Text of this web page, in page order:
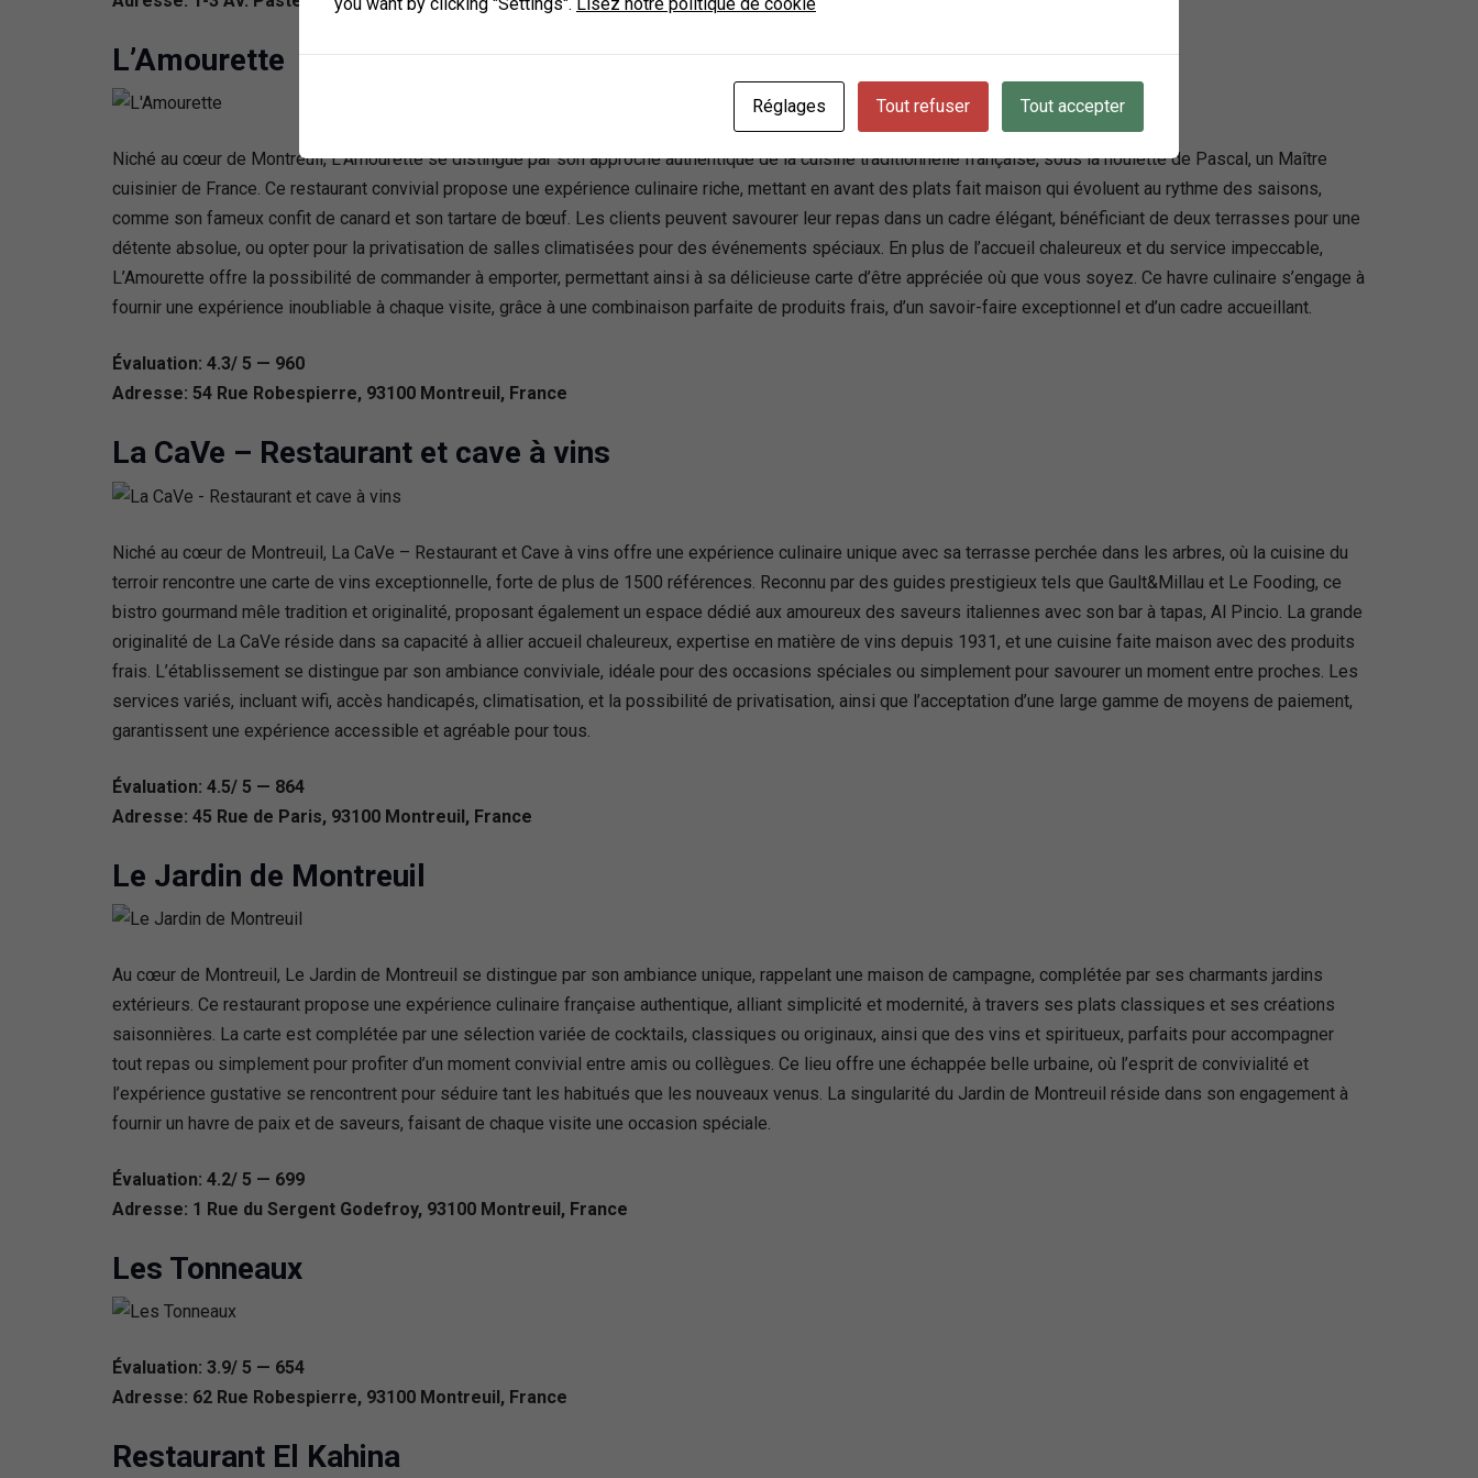
L’Amourette
Niché au cœur de Montreuil, L’Amourette se distingue par son approche authentique de la cuisine traditionnelle française, sous la houlette de Pascal, un Maître
cuisinier de France. Ce restaurant convivial propose une expérience culinaire riche, mettant en avant des plats fait maison qui évoluent au rythme des saisons,
comme son fameux confit de canard et son tartare de bœuf. Les clients peuvent savourer leur repas dans un cadre élégant, bénéficiant de deux terrasses pour une
détente absolue, ou opter pour la privatisation de salles climatisées pour des événements spéciaux. En plus de l’accueil chaleureux et du service impeccable,
L’Amourette offre la possibilité de commander à emporter, permettant ainsi à sa délicieuse carte d’être appréciée où que vous soyez. Ce havre culinaire s’engage à
fournir une expérience inoubliable à chaque visite, grâce à une combinaison parfaite de produits frais, d’un savoir-faire exceptionnel et d’un cadre accueillant.
Évaluation: 4.3/ 5 — 960
Adresse: 54 Rue Robespierre, 93100 Montreuil, France
La CaVe – Restaurant et cave à vins
Niché au cœur de Montreuil, La CaVe – Restaurant et Cave à vins offre une expérience culinaire unique avec sa terrasse perchée dans les arbres, où la cuisine du
terroir rencontre une carte de vins exceptionnelle, forte de plus de 1500 références. Reconnu par des guides prestigieux tels que Gault&Millau et Le Fooding, ce
bistro gourmand mêle tradition et originalité, proposant également un espace dédié aux amoureux des saveurs italiennes avec son bar à tapas, Al Pincio. La grande
originalité de La CaVe réside dans sa capacité à allier accueil chaleureux, expertise en matière de vins depuis 1931, et une cuisine faite maison avec des produits
frais. L’établissement se distingue par son ambiance conviviale, idéale pour des occasions spéciales ou simplement pour savourer un moment entre proches. Les
services variés, incluant wifi, accès handicapés, climatisation, et la possibilité de privatisation, ainsi que l’acceptation d’une large gamme de moyens de paiement,
garantissent une expérience accessible et agréable pour tous.
Évaluation: 4.5/ 5 — 864
Adresse: 45 Rue de Paris, 93100 Montreuil, France
Le Jardin de Montreuil
Au cœur de Montreuil, Le Jardin de Montreuil se distingue par son ambiance unique, rappelant une maison de campagne, complétée par ses charmants jardins
extérieurs. Ce restaurant propose une expérience culinaire française authentique, alliant simplicité et modernité, à travers ses plats classiques et ses créations
saisonnières. La carte est complétée par une sélection variée de cocktails, classiques ou originaux, ainsi que des vins et spiritueux, parfaits pour accompagner
tout repas ou simplement pour profiter d’un moment convivial entre amis ou collègues. Ce lieu offre une échappée belle urbaine, où l’esprit de convivialité et
l’expérience gustative se rencontrent pour séduire tant les habitués que les nouveaux venus. La singularité du Jardin de Montreuil réside dans son engagement à
fournir un havre de paix et de saveurs, faisant de chaque visite une occasion spéciale.
Évaluation: 4.2/ 5 — 699
Adresse: 1 Rue du Sergent Godefroy, 93100 Montreuil, France
Les Tonneaux
Évaluation: 3.9/ 5 — 654
Adresse: 62 Rue Robespierre, 93100 Montreuil, France
Restaurant El Kahina
Réglages Tout refuser Tout accepter